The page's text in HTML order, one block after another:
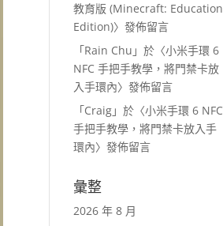
教育版 (Minecraft: Education
Edition)〉發佈留言
「Rain Chu 」於〈小米手環 6
NFC 手把手教學，將門禁卡放
入手環內〉發佈留言
「Craig 」於〈小米手環 6 NFC
手把手教學，將門禁卡放入手
環內〉發佈留言
彙整
2026 年 8 月